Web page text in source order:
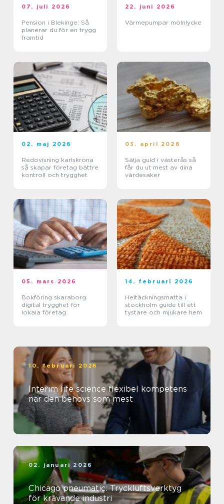
07. juli 2026
Pension i Blekinge: Så
planerar du för en trygg
framtid
22. juni 2026
Värmepumpar mölnlycke
02. maj 2026
Redovisning karlskrona
så skapar företag bättre
kontroll och trygghet
03. april 2026
Sälja guld i västerås så
får du ut mest av dina
värdesaker
05. mars 2026
Bokföring skaraborg
digital trygghet för
lokala företag
14. februari 2026
Heltäckningsmatta i
stockholm guide till ett
tystare och mjukare hem
10. februari 2026
Interim life science flexibel kompetens
när den behövs som mest
02. januari 2026
Chicago pneumatic: Tryckluftsverktyg
för krävande industri